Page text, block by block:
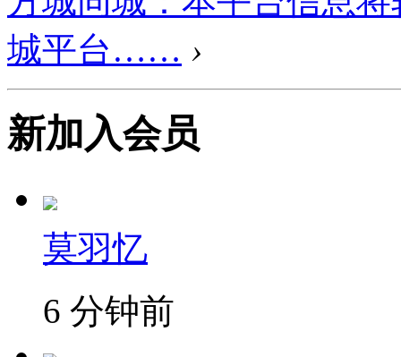
城平台…… ›
新加入会员
莫羽忆
6 分钟前